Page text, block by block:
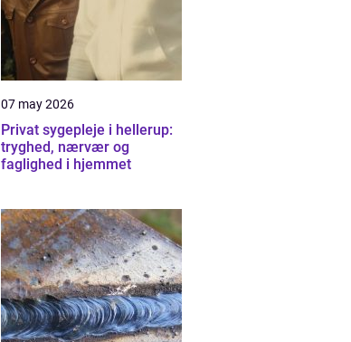
07 may 2026
Privat sygepleje i hellerup:
tryghed, nærvær og
faglighed i hjemmet